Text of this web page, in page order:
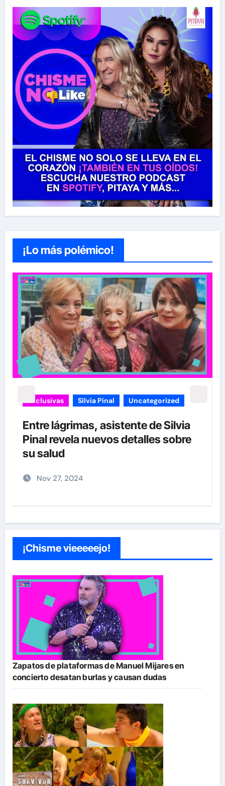
¡Lo más polémico!
carolina Sandoval Exclusivas
¡EXCLUSIVA! Revelamos la verdad
detrás del divorcio de Carolina
Sandoval y Nick Hernández
Nov 26, 2024
¡Chisme vieeeeejo!
Zapatos de plataformas de Manuel Mijares en
concierto desatan burlas y causan dudas